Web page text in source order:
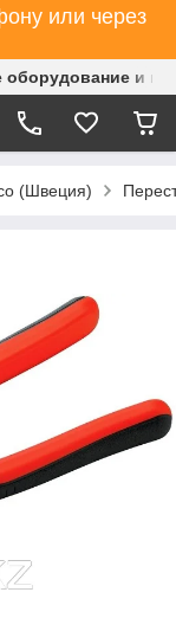
или через
и
(Швеция)